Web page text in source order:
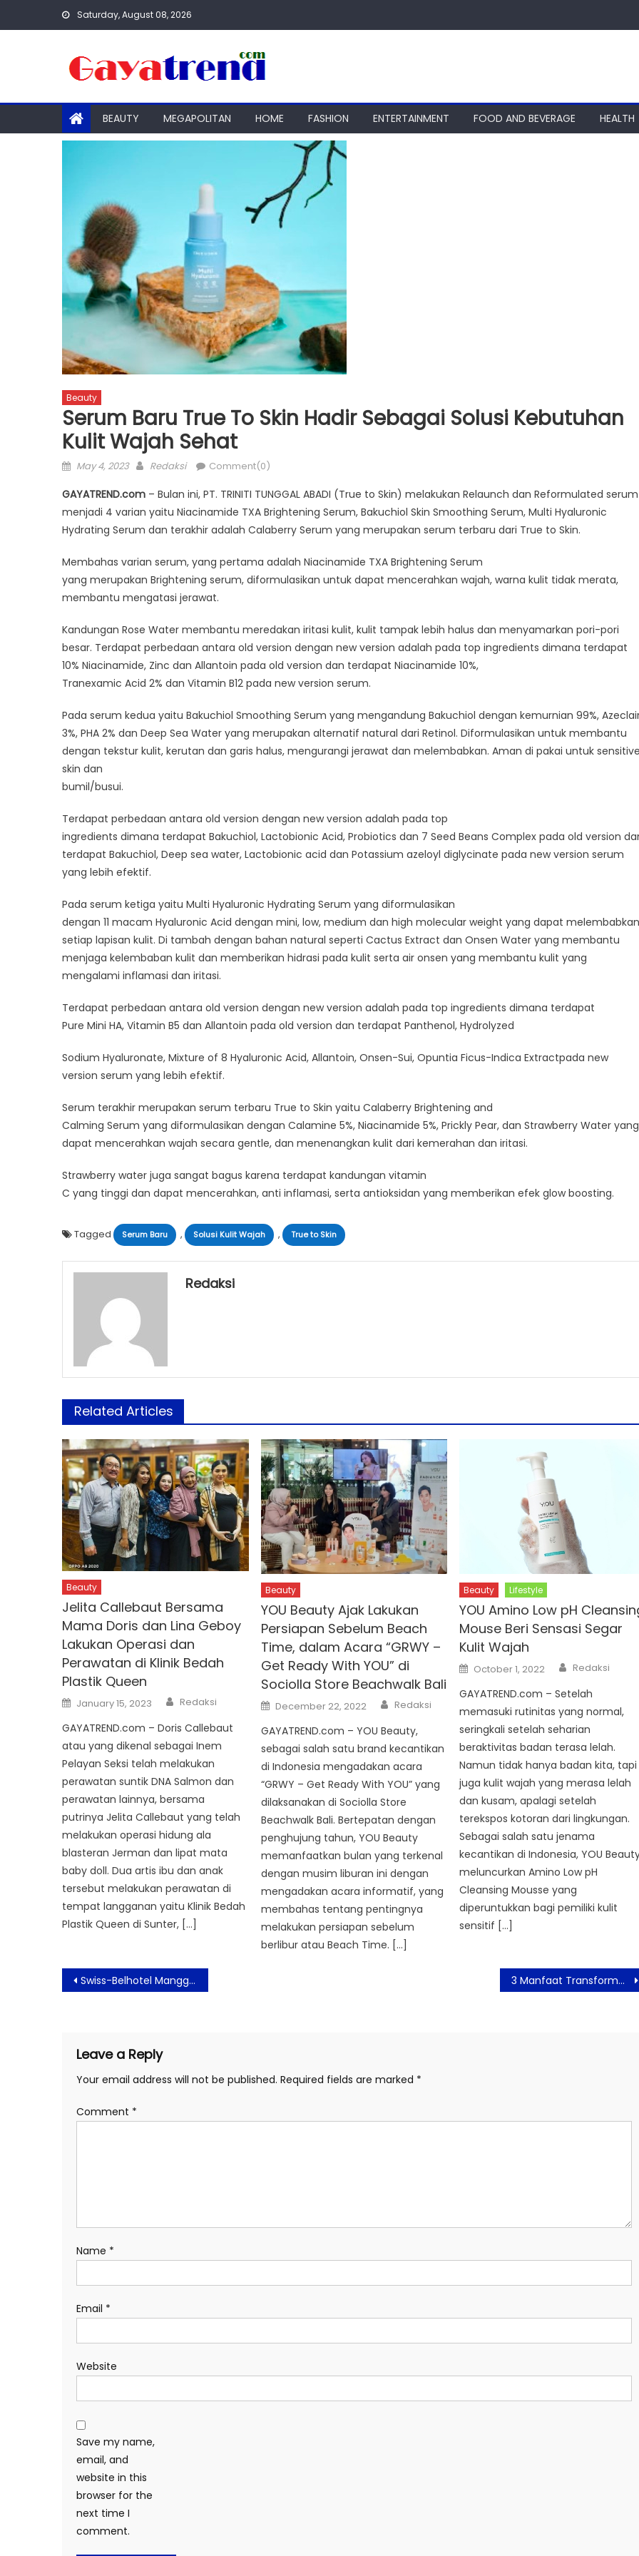
Saturday, August 08, 2026
BEAUTY MEGAPOLITAN HOME FASHION ENTERTAINMENT FOOD AND BEVERAGE HEALTH
Beauty
Serum Baru True To Skin Hadir Sebagai Solusi Kebutuhan
Kulit Wajah Sehat
Posted
May 4, 2023 Author
Redaksi Comment(0)
GAYATREND.com – Bulan ini, PT. TRINITI TUNGGAL ABADI (True to Skin) melakukan Relaunch dan Reformulated serum
menjadi 4 varian yaitu Niacinamide TXA Brightening Serum, Bakuchiol Skin Smoothing Serum, Multi Hyaluronic
Hydrating Serum dan terakhir adalah Calaberry Serum yang merupakan serum terbaru dari True to Skin.
Membahas varian serum, yang pertama adalah Niacinamide TXA Brightening Serum
yang merupakan Brightening serum, diformulasikan untuk dapat mencerahkan wajah, warna kulit tidak merata,
membantu mengatasi jerawat.
Kandungan Rose Water membantu meredakan iritasi kulit, kulit tampak lebih halus dan menyamarkan pori-pori
besar. Terdapat perbedaan antara old version dengan new version adalah pada top ingredients dimana terdapat
10% Niacinamide, Zinc dan Allantoin pada old version dan terdapat Niacinamide 10%,
Tranexamic Acid 2% dan Vitamin B12 pada new version serum.
Pada serum kedua yaitu Bakuchiol Smoothing Serum yang mengandung Bakuchiol dengan kemurnian 99%,
3%, PHA 2% dan Deep Sea Water yang merupakan alternatif natural dari Retinol. Diformulasikan untuk membantu
dengan tekstur kulit, kerutan dan garis halus, mengurangi jerawat dan melembabkan. Aman di pakai untuk
skin dan
bumil/busui.
Terdapat perbedaan antara old version dengan new version adalah pada top
ingredients dimana terdapat Bakuchiol, Lactobionic Acid, Probiotics dan 7 Seed Beans Complex pada old version
terdapat Bakuchiol, Deep sea water, Lactobionic acid dan Potassium azeloyl diglycinate pada new version serum
yang lebih efektif.
Pada serum ketiga yaitu Multi Hyaluronic Hydrating Serum yang diformulasikan
dengan 11 macam Hyaluronic Acid dengan mini, low, medium dan high molecular weight yang dapat melembabkan
setiap lapisan kulit. Di tambah dengan bahan natural seperti Cactus Extract dan Onsen Water yang membantu
menjaga kelembaban kulit dan memberikan hidrasi pada kulit serta air onsen yang membantu kulit yang
mengalami inflamasi dan iritasi.
Terdapat perbedaan antara old version dengan new version adalah pada top ingredients dimana terdapat
Pure Mini HA, Vitamin B5 dan Allantoin pada old version dan terdapat Panthenol, Hydrolyzed
Sodium Hyaluronate, Mixture of 8 Hyaluronic Acid, Allantoin, Onsen-Sui, Opuntia Ficus-Indica Extractpada new
version serum yang lebih efektif.
Serum terakhir merupakan serum terbaru True to Skin yaitu Calaberry Brightening and
Calming Serum yang diformulasikan dengan Calamine 5%, Niacinamide 5%, Prickly Pear, dan Strawberry Water yang
dapat mencerahkan wajah secara gentle, dan menenangkan kulit dari kemerahan dan iritasi.
Strawberry water juga sangat bagus karena terdapat kandungan vitamin
C yang tinggi dan dapat mencerahkan, anti inflamasi, serta antioksidan yang memberikan efek glow boosting.
Tagged Serum Baru , Solusi Kulit Wajah , True to Skin
Redaksi
Related Articles
Beauty
Jelita Callebaut Bersama
Mama Doris dan Lina Geboy
Lakukan Operasi dan
Perawatan di Klinik Bedah
Plastik Queen
Posted
on
January 15, 2023 Author
Redaksi
GAYATREND.com – Doris Callebaut
atau yang dikenal sebagai Inem
Pelayan Seksi telah melakukan
perawatan suntik DNA Salmon dan
perawatan lainnya, bersama
putrinya Jelita Callebaut yang telah
melakukan operasi hidung ala
blasteran Jerman dan lipat mata
baby doll. Dua artis ibu dan anak
tersebut melakukan perawatan di
tempat langganan yaitu Klinik Bedah
Plastik Queen di Sunter, […]
Beauty
YOU Beauty Ajak Lakukan
Persiapan Sebelum Beach
Time, dalam Acara “GRWY –
Get Ready With YOU” di
Sociolla Store Beachwalk Bali
Posted
on
December 22, 2022 Author
Redaksi
GAYATREND.com – YOU Beauty,
sebagai salah satu brand kecantikan
di Indonesia mengadakan acara
“GRWY – Get Ready With YOU” yang
dilaksanakan di Sociolla Store
Beachwalk Bali. Bertepatan dengan
penghujung tahun, YOU Beauty
memanfaatkan bulan yang terkenal
dengan musim liburan ini dengan
mengadakan acara informatif, yang
membahas tentang pentingnya
melakukan persiapan sebelum
berlibur atau Beach Time. […]
Beauty Lifestyle
YOU Amino Low pH
Mouse Beri Sensasi Segar
Kulit Wajah
Posted
on
October 1, 2022 Author
Redaksi
GAYATREND.com – Setelah
memasuki rutinitas yang normal,
seringkali setelah seharian
beraktivitas badan terasa lelah.
Namun tidak hanya badan kita, tapi
juga kulit wajah yang merasa lelah
dan kusam, apalagi setelah
terekspos kotoran dari lingkungan.
Sebagai salah satu jenama
kecantikan di Indonesia, YOU
meluncurkan Amino Low pH
Cleansing Mousse yang
diperuntukkan bagi pemiliki kulit
sensitif […]
Post
navigation
Swiss-Belhotel Mangga Besar Sajikan Kuliner Khas Indonesia Selama Bulan Mei – Juni 2023 3 Manfaat Transformasi Digital Sekolah Anak Usia Dini
Leave a Reply
Your email address will not be published. Required fields are marked *
Comment *
Name *
Email *
Website
Save my name,
email, and
website in this
browser for the
next time I
comment.